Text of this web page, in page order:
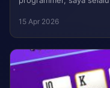
15 Apr 2026